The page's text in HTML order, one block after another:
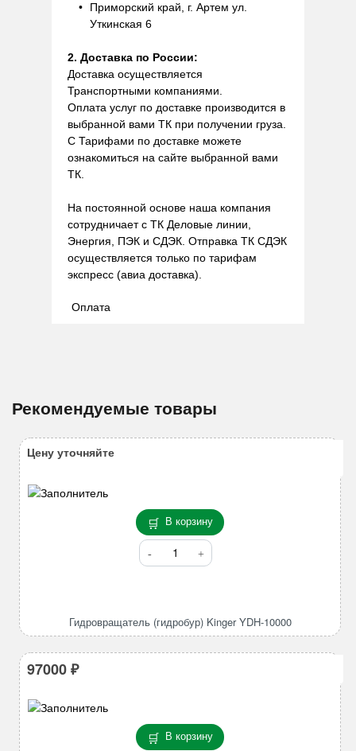
Приморский край, г. Артем ул.
Уткинская 6
2. Доставка по России:
Доставка осуществляется
Транспортными компаниями.
Оплата услуг по доставке производится в
выбранной вами ТК при получении груза.
С Тарифами по доставке можете
ознакомиться на сайте выбранной вами
ТК.
На постоянной основе наша компания
сотрудничает с ТК Деловые линии,
Энергия, ПЭК и СДЭК. Отправка ТК СДЭК
осуществляется только по тарифам
экспресс (авиа доставка).
Оплата
Рекомендуемые товары
В корзину
Количество
товара
YDH-
Гидровращатель (гидробур) Kinger YDH-10000
Цену уточняйте
В корзину
97000₽